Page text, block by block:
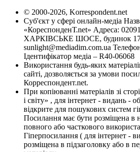
© 2000-2026, Korrespondent.net
Суб'єкт у сфері онлайн-медіа
«КореспонденТ.net» Адреса:
ХАРКІВСЬКЕ ШОСЕ, будинок
sunlight@mediadim.com.ua
Ідентифікатор медіа – R40-06068
Використання будь-яких
сайті, дозволяється за умови
Корреспондент.net.
При копіюванні матеріалів зі
і світу» , для інтернет - видань -
відкрите для пошукових систем
Посилання має бути розміщена в
повного або часткового
Гіперпосилання ( для інтернет -
розміщена в підзаголовку або в